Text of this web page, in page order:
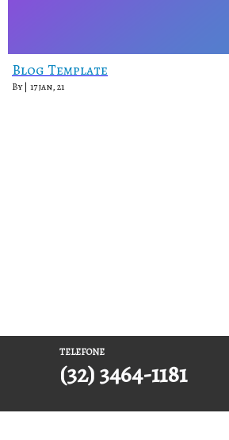
Blog Template
By| 17jan, 21
TELEFONE
(32) 3464-1181